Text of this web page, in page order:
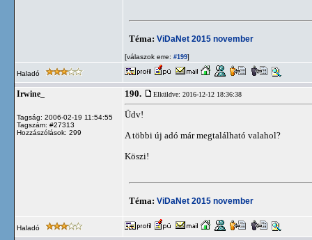
Téma: ViDaNet 2015 november
[válaszok erre: #199]
Haladó
Irwine_
Tagság: 2006-02-19 11:54:55
Tagszám: #27313
Hozzászólások: 299
190. Elküldve: 2016-12-12 18:36:38
Üdv!
A többi új adó már megtalálható valahol?
Köszi!
Téma: ViDaNet 2015 november
Haladó